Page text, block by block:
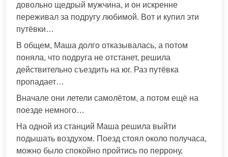
довольно щедрый мужчина, и он искренне
переживал за подругу любимой. Вот и купил эти
путёвки…
В общем, Маша долго отказывалась, а потом
поняла, что подруга не отстанет, решила
действительно съездить на юг. Раз путёвка
пропадает…
Вначале они летели самолётом, а потом ещё на
поезде немного…
На одной из станций Маша решила выйти
подышать воздухом. Поезд стоял около получаса,
можно было спокойно пройтись по перрону,